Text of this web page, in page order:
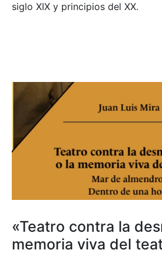
siglo XIX y principios del XX.
«Teatro contra la
memoria viva del